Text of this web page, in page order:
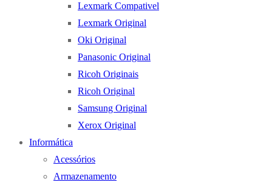
Lexmark Compativel
Lexmark Original
Oki Original
Panasonic Original
Ricoh Originais
Ricoh Original
Samsung Original
Xerox Original
Informática
Acessórios
Armazenamento